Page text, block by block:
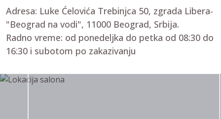
Adresa: Luke Ćelovića Trebinjca 50, zgrada Libera-
"Beograd na vodi", 11000 Beograd, Srbija.
Radno vreme: od ponedeljka do petka od 08:30 do
16:30 i subotom po zakazivanju